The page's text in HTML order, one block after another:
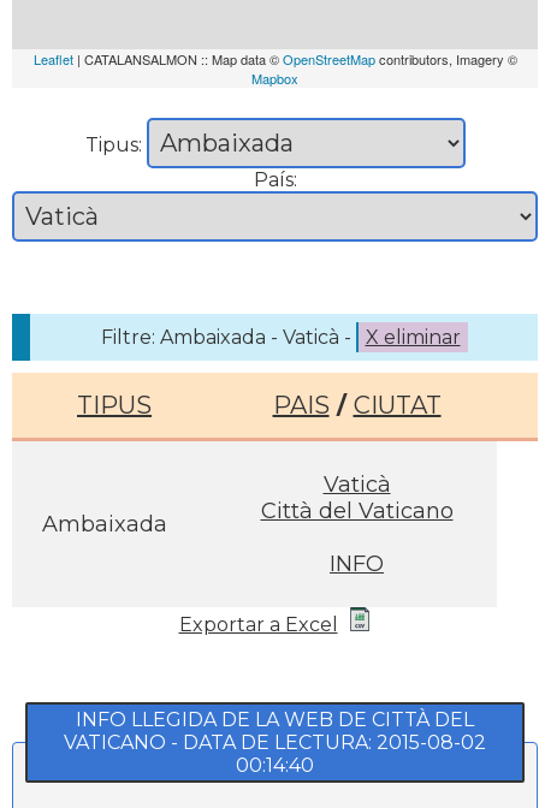
Leaflet| CATALANSALMON :: Map data ©OpenStreetMapcontributors, Imagery ©
Mapbox
Tipus:
País:
Filtre: Ambaixada - Vaticà - X eliminar
TIPUS PAIS / CIUTAT
Ambaixada
Vaticà
Città del Vaticano
INFO
Exportar a Excel
INFO LLEGIDA DE LA WEB DE CITTÀ DEL
VATICANO - DATA DE LECTURA: 2015-08-02
00:14:40